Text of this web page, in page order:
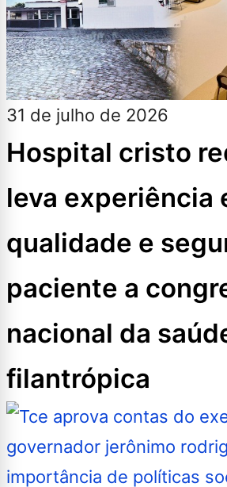
31 de julho de 2026
Hospital cristo
leva experiência
qualidade e
paciente a
nacional da
filantrópica